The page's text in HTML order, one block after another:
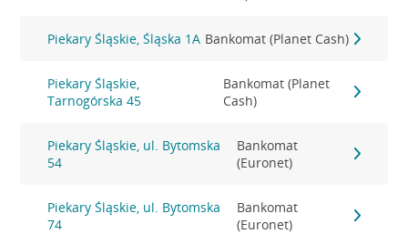
Piekary Śląskie, Śląska 1A Bankomat (Planet Cash)
Piekary Śląskie,
Tarnogórska 45
Bankomat (Planet
Cash)
Piekary Śląskie, ul. Bytomska
54
Bankomat
(Euronet)
Piekary Śląskie, ul. Bytomska
74
Bankomat
(Euronet)